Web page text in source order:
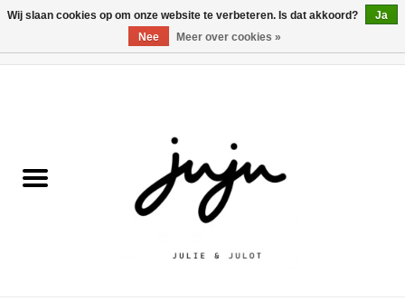
Kledij jongens
Wij slaan cookies op om onze website te verbeteren. Is dat akkoord?
Ja
Nee
Meer over cookies »